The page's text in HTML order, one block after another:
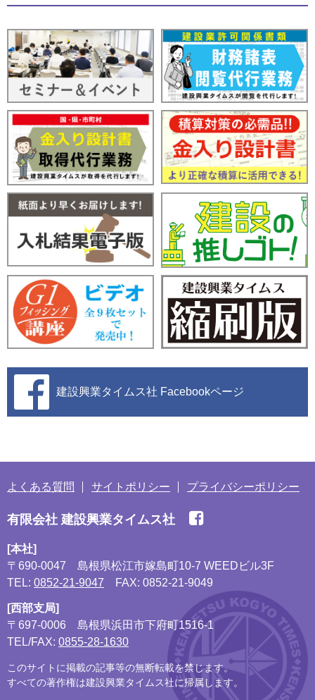
建設興業タイムス社 Facebookページ
よくある質問 サイトポリシー プライバシーポリシー
有限会社 建設興業タイムス社
[本社]
〒690-0047
島根県松江市嫁島町10-7 WEEDビル3F
TEL: 0852-21-9047 FAX: 0852-21-9049
[西部支局]
〒697-0006
島根県浜田市下府町1516-1
TEL/FAX: 0855-28-1630
このサイトに掲載の記事等の無断転載を禁じます。
すべての著作権は建設興業タイムス社に帰属します。